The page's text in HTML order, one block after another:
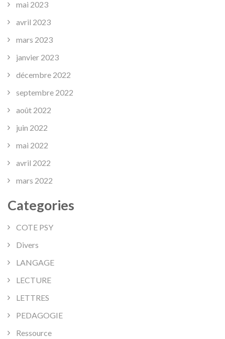
mai 2023
avril 2023
mars 2023
janvier 2023
décembre 2022
septembre 2022
août 2022
juin 2022
mai 2022
avril 2022
mars 2022
Categories
COTE PSY
Divers
LANGAGE
LECTURE
LETTRES
PEDAGOGIE
Ressource